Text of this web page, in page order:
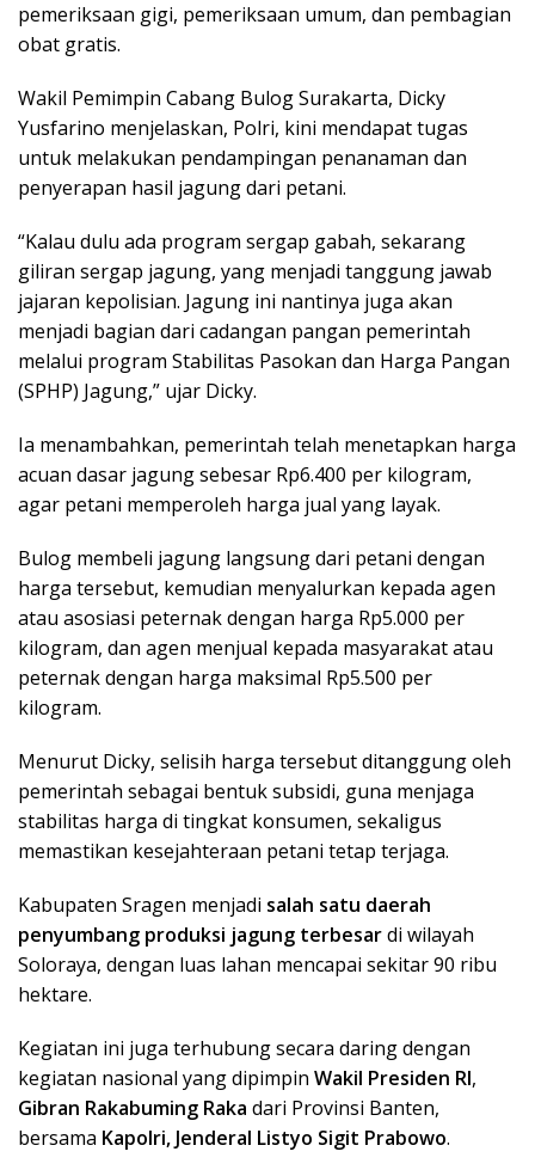
pemeriksaan gigi, pemeriksaan umum, dan pembagian
obat gratis.
Wakil Pemimpin Cabang Bulog Surakarta, Dicky
Yusfarino menjelaskan, Polri, kini mendapat tugas
untuk melakukan pendampingan penanaman dan
penyerapan hasil jagung dari petani.
“Kalau dulu ada program sergap gabah, sekarang
giliran sergap jagung, yang menjadi tanggung jawab
jajaran kepolisian. Jagung ini nantinya juga akan
menjadi bagian dari cadangan pangan pemerintah
melalui program Stabilitas Pasokan dan Harga Pangan
(SPHP) Jagung,” ujar Dicky.
Ia menambahkan, pemerintah telah menetapkan harga
acuan dasar jagung sebesar Rp6.400 per kilogram,
agar petani memperoleh harga jual yang layak.
Bulog membeli jagung langsung dari petani dengan
harga tersebut, kemudian menyalurkan kepada agen
atau asosiasi peternak dengan harga Rp5.000 per
kilogram, dan agen menjual kepada masyarakat atau
peternak dengan harga maksimal Rp5.500 per
kilogram.
Menurut Dicky, selisih harga tersebut ditanggung oleh
pemerintah sebagai bentuk subsidi, guna menjaga
stabilitas harga di tingkat konsumen, sekaligus
memastikan kesejahteraan petani tetap terjaga.
Kabupaten Sragen menjadi salah satu daerah
penyumbang produksi jagung terbesardi wilayah
Soloraya, dengan luas lahan mencapai sekitar 90 ribu
hektare.
Kegiatan ini juga terhubung secara daring dengan
kegiatan nasional yang dipimpin Wakil Presiden RI,
Gibran Rakabuming Raka dari Provinsi Banten,
bersama Kapolri, Jenderal Listyo Sigit Prabowo.